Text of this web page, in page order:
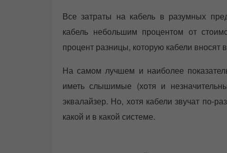
Все затраты на кабель в разумных
кабель небольшим процентом от
процент разницы, которую кабели вносят
На самом лучшем и наиболее
иметь слышимые (хотя и
эквалайзер. Но, хотя кабели звучат по-
какой и в какой системе.